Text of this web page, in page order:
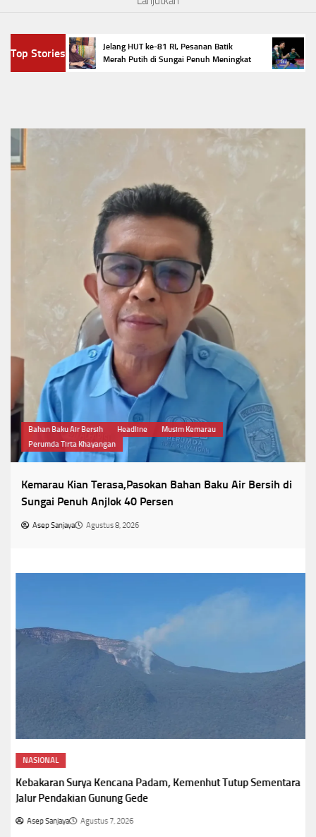
Top Stories
Jelang HUT ke-81 RI, Pesanan Batik
Merah Putih di Sungai Penuh Meningkat
Empat
Bahan Baku Air Bersih Headline
Musim Kemarau
Perumda Tirta Khayangan
Kemarau Kian Terasa,Pasokan Bahan Baku Air Bersih di
Sungai Penuh Anjlok 40 Persen
Asep Sanjaya Agustus 8, 2026
NASIONAL
Kebakaran Surya Kencana Padam, Kemenhut Tutup Sementara
Jalur Pendakian Gunung Gede
Asep Sanjaya Agustus 7, 2026